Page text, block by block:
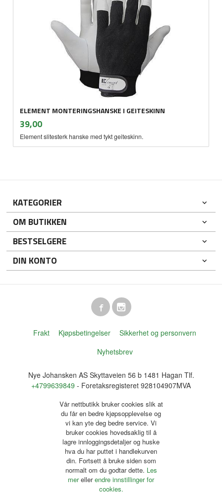
ELEMENT MONTERINGSHANSKE I GEITESKINN
Pris
39,00mva.
Element slitesterk hanske med tykt geiteskinn.
KATEGORIER
OM BUTIKKEN
BESTSELGERE
DIN KONTO
Frakt Kjøpsbetingelser
Sikkerhet og personvern
Nyhetsbrev
Nye Johansken AS Skyttaveien 56 b 1481 Hagan Tlf.
+4799639849 - Foretaksregisteret 928104907MVA
Vår nettbutikk bruker cookies slik at
du får en bedre kjøpsopplevelse og
vi kan yte deg bedre service. Vi
bruker cookies hovedsaklig til å
lagre innloggingsdetaljer og huske
hva du har puttet i handlekurven
din. Fortsett å bruke siden som
normalt om du godtar dette. Les
merellerendre innstillinger for
cookies.